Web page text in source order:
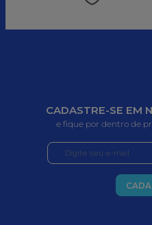
CADASTRE-SE EM
e fique por dentro de